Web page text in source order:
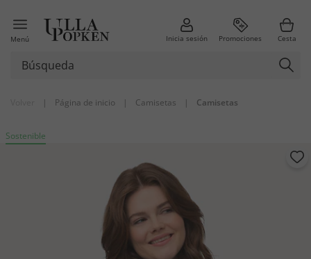
Menú Inicia sesión Promociones Cesta
| Página de inicio | Camisetas | Camisetas
Sostenible